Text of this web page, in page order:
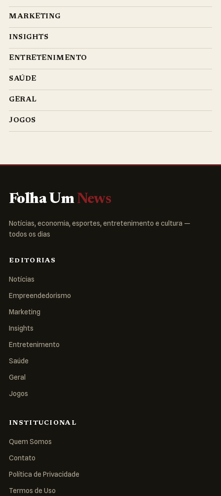
MARKETING
INSIGHTS
ENTRETENIMENTO
SAÚDE
GERAL
JOGOS
Folha Um News
Notícias, economia, esportes, entretenimento e cultura —
todos os dias
EDITORIAS
Notícias
Empreendedorismo
Marketing
Insights
Entretenimento
Saúde
Geral
Jogos
INSTITUCIONAL
Quem Somos
Contato
Política de Privacidade
Termos de Uso